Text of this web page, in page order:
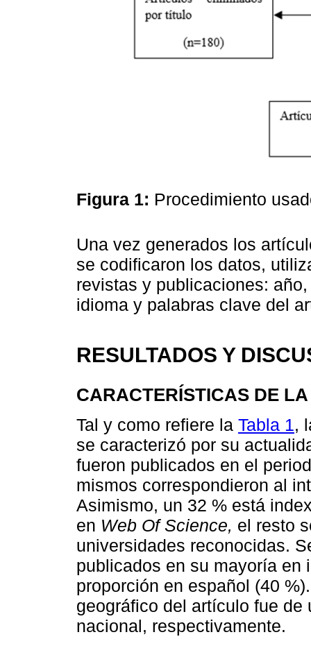
Figura 1: Procedimiento
Una vez generados los
se codificaron los datos,
revistas y publicaciones:
idioma y palabras clave del
RESULTADOS Y
CARACTERÍSTICAS DE
Tal y como refiere la Tabla 1,
se caracterizó por su
fueron publicados en el
mismos correspondieron al
Asimismo, un 32 % está
en Web Of Science, el resto
universidades reconocidas.
publicados en su mayoría en
proporción en español (40
geográfico del artículo fue
nacional, respectivamente.